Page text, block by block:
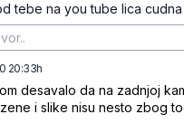
tebe na you tube lica cudna
20:33h
desavalo da na zadnjoj
i slike nisu nesto zbog